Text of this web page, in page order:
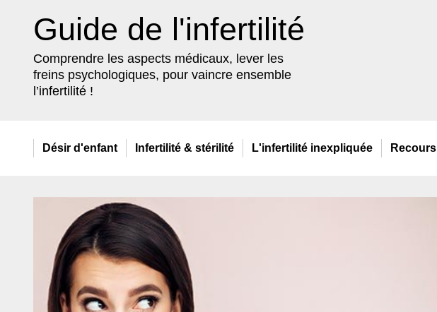
Guide de l'infertilité
Comprendre les aspects médicaux, lever les
freins psychologiques, pour vaincre ensemble
l’infertilité !
Désir d'enfant Infertilité & stérilité L'infertilité inexpliquée Recours